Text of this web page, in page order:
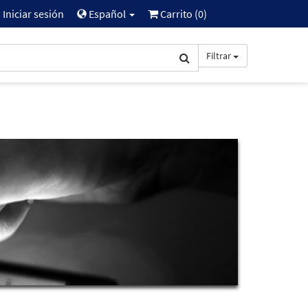
Iniciar sesión Español Carrito (0)
Filtrar